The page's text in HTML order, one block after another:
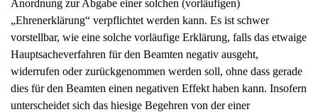
Anordnung zur Abgabe einer solchen (vorläufigen)
„Ehrenerklärung“ verpflichtet werden kann. Es ist schwer
vorstellbar, wie eine solche vorläufige Erklärung, falls das etwaige
Hauptsacheverfahren für den Beamten negativ ausgeht,
widerrufen oder zurückgenommen werden soll, ohne dass gerade
dies für den Beamten einen negativen Effekt haben kann. Insofern
unterscheidet sich das hiesige Begehren von der einer